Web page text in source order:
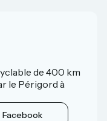
de 400 km
le Périgord à
Facebook